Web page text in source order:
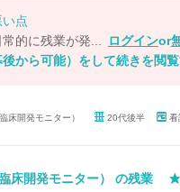
い点
常的に残業が発...
ログインor
から可能） をして続きを閲
床開発モニター） 20代後半
床開発モニター） の残業